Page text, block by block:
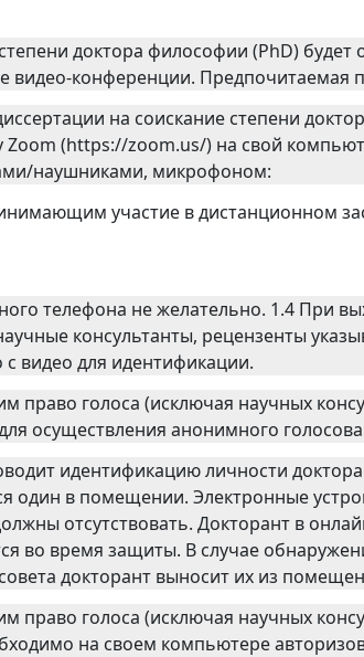
доктора философии (PhD) будет
конференции. Предпочитаемая
на соискание степени
(https://zoom.us/) на свой
наушниками, микрофоном:
участие в дистанционном
телефона не желательно. 1.4 При
консультанты, рецензенты
видео для идентификации.
право голоса (исключая научных
осуществления анонимного
идентификацию личности
один в помещении. Электронные
отсутствовать. Докторант в
во время защиты. В случае
докторант выносит их из
право голоса (исключая научных
на своем компьютере